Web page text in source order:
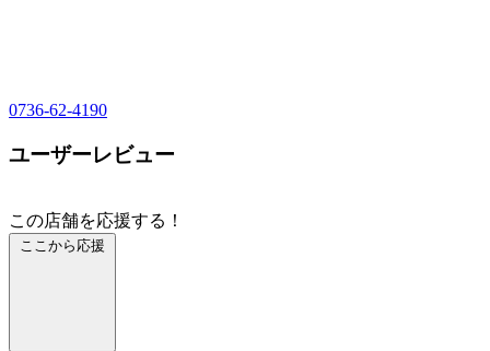
0736-62-4190
ユーザーレビュー
この店舗を応援する！
ここから応援